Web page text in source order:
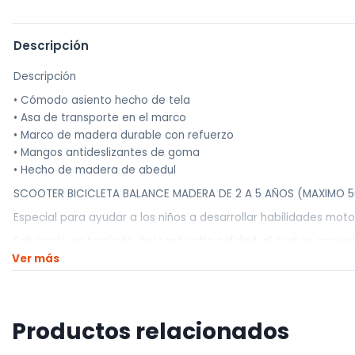
Descripción
Descripción
• Cómodo asiento hecho de tela
• Asa de transporte en el marco
• Marco de madera durable con refuerzo
• Mangos antideslizantes de goma
• Hecho de madera de abedul
SCOOTER BICICLETA BALANCE MADERA DE 2 A 5 AÑOS (MAXIMO
Especial para ayudar a los niños a desarrollar habilidades
Ruedas de buena resistencia tipo EVA montadas en
Ruedas de alta calidad
Altura del asiento ajustable (3 tamaños)
Ver más
Productos relacionados